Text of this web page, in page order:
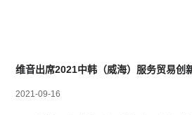
维音出席2021中韩（威海）服务贸易创
2021-09-16